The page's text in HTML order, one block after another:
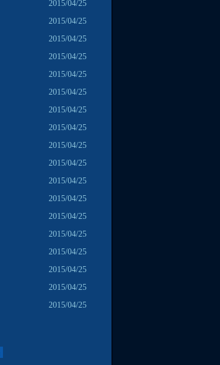
2015/04/25
2015/04/25
2015/04/25
2015/04/25
2015/04/25
2015/04/25
2015/04/25
2015/04/25
2015/04/25
2015/04/25
2015/04/25
2015/04/25
2015/04/25
2015/04/25
2015/04/25
2015/04/25
2015/04/25
2015/04/25